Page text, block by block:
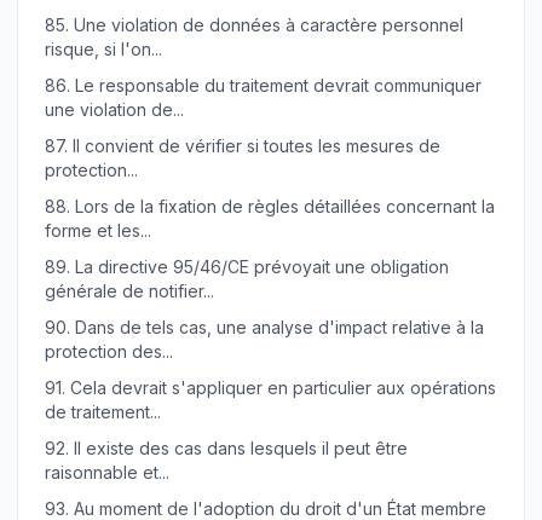
85. Une violation de données à caractère personnel
risque, si l'on...
86. Le responsable du traitement devrait communiquer
une violation de...
87. Il convient de vérifier si toutes les mesures de
protection...
88. Lors de la fixation de règles détaillées concernant la
forme et les...
89. La directive 95/46/CE prévoyait une obligation
générale de notifier...
90. Dans de tels cas, une analyse d'impact relative à la
protection des...
91. Cela devrait s'appliquer en particulier aux opérations
de traitement...
92. Il existe des cas dans lesquels il peut être
raisonnable et...
93. Au moment de l'adoption du droit d'un État membre